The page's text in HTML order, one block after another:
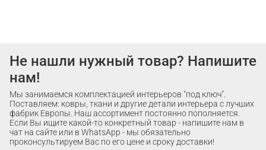
Не нашли нужный товар? Напишите
нам!
Мы занимаемся комплектацией интерьеров "под ключ".
Поставляем: ковры, ткани и другие детали интерьера с лучших
фабрик Европы. Наш ассортимент постоянно пополняется.
Если Вы ищите какой-то конкретный товар - напишите нам в
чат на сайте или в WhatsApp - мы обязательно
проконсультируем Вас по его цене и сроку доставки!